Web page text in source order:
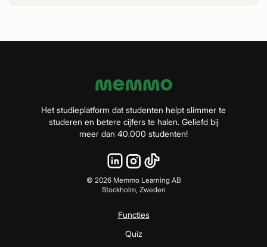
Het studieplatform dat studenten helpt slimmer te
studeren en betere cijfers te halen. Geliefd bij
meer dan 40.000 studenten!
© 2026Memmo Learning AB
Stockholm, Zweden
Functies
Quiz